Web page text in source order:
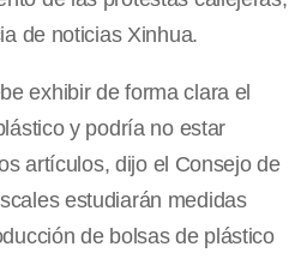
de noticias Xinhua.
exhibir de forma clara el
y podría no estar
artículos, dijo el Consejo de
estudiarán medidas
de bolsas de plástico